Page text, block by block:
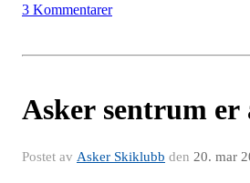
3 Kommentarer
Asker sentrum er
Postet av Asker Skiklubb den 20. mar